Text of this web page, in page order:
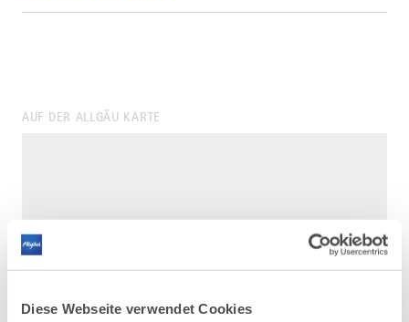
Diese Webseite verwendet Cookies
AUF DER ALLGÄU KARTE